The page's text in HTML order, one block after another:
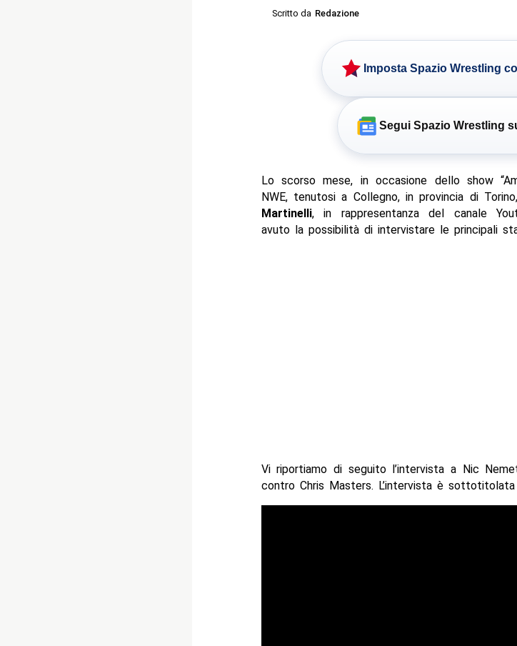
Scritto da Redazione
Imposta Spazio Wrestling
Segui Spazio Wrestling
Lo scorso mese, in occasione dello show
NWE, tenutosi a Collegno, in provincia di
Martinelli, in rappresentanza del canale
avuto la possibilità di intervistare le principali
Vi riportiamo di seguito l’intervista a Nic
contro Chris Masters. L’intervista è sottotitolata